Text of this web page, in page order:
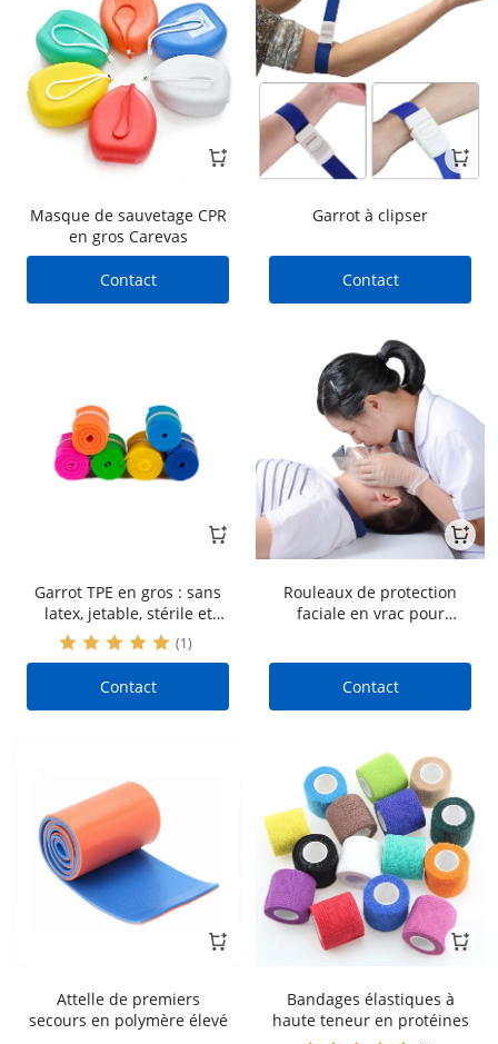
Masque de sauvetage CPR
en gros Carevas
Contact
Garrot à clipser
Contact
Garrot TPE en gros : sans
latex, jetable, stérile et
chirurgical (1)
Contact
Rouleaux de protection
faciale en vrac pour
Contact
Attelle de premiers
secours en polymère élevé
Bandages élastiques à
haute teneur en protéines